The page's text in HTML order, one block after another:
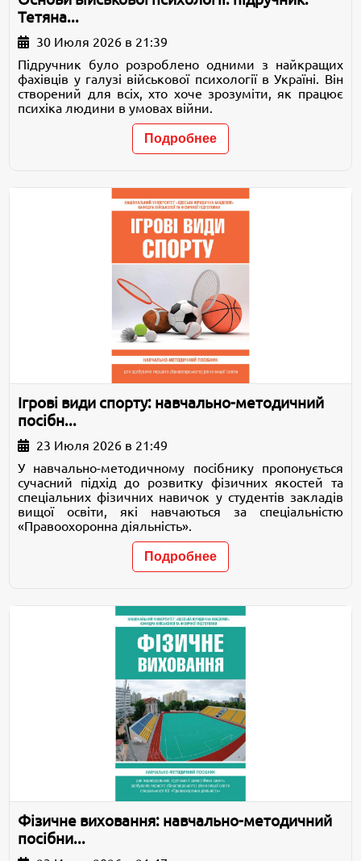
Тетяна...
30 Июля 2026 в 21:39
Підручник було розроблено одними з найкращих
фахівців у галузі військової психології в Україні. Він
створений для всіх, хто хоче зрозуміти, як працює
психіка людини в умовах війни.
Подробнее
Ігрові види спорту: навчально-методичний
посібн...
23 Июля 2026 в 21:49
У навчально-методичному посібнику пропонується
сучасний підхід до розвитку фізичних якостей та
спеціальних фізичних навичок у студентів закладів
вищої освіти, які навчаються за спеціальністю
«Правоохоронна діяльність».
Подробнее
Фізичне виховання: навчально-методичний
посібни...